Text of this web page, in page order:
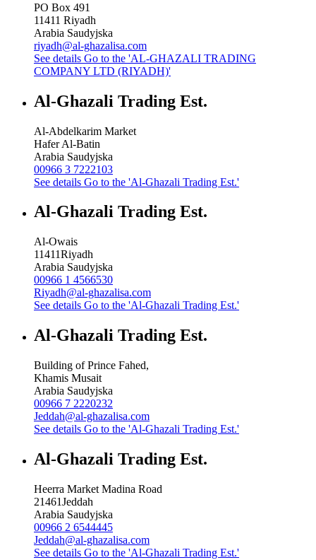
PO Box 491
11411 Riyadh
Arabia Saudyjska
riyadh@al-ghazalisa.com
See details Go to the 'AL-GHAZALI TRADING
COMPANY LTD (RIYADH)'
Al-Ghazali Trading Est.
Al-Abdelkarim Market
Hafer Al-Batin
Arabia Saudyjska
00966 3 7222103
See details Go to the 'Al-Ghazali Trading Est.'
Al-Ghazali Trading Est.
Al-Owais
11411Riyadh
Arabia Saudyjska
00966 1 4566530
Riyadh@al-ghazalisa.com
See details Go to the 'Al-Ghazali Trading Est.'
Al-Ghazali Trading Est.
Building of Prince Fahed,
Khamis Musait
Arabia Saudyjska
00966 7 2220232
Jeddah@al-ghazalisa.com
See details Go to the 'Al-Ghazali Trading Est.'
Al-Ghazali Trading Est.
Heerra Market Madina Road
21461Jeddah
Arabia Saudyjska
00966 2 6544445
Jeddah@al-ghazalisa.com
See details Go to the 'Al-Ghazali Trading Est.'